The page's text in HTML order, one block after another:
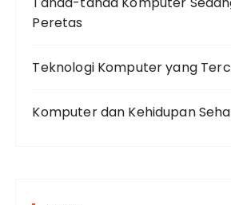
Peretas
Teknologi Komputer yang
Komputer dan Kehidupan